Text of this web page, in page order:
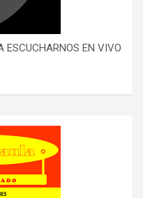
ESCUCHARNOS EN VIVO